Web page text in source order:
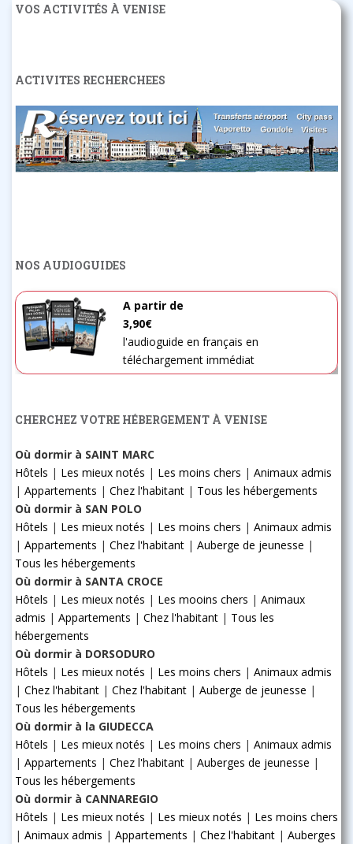
VOS ACTIVITÉS À VENISE
ACTIVITES RECHERCHEES
NOS AUDIOGUIDES
A partir de
3,90€
l'audioguide en français en
téléchargement immédiat
CHERCHEZ VOTRE HÉBERGEMENT À VENISE
Où dormir à SAINT MARC
Hôtels | Les mieux notés | Les moins chers | Animaux admis
| Appartements | Chez l'habitant | Tous les hébergements
Où dormir à SAN POLO
Hôtels | Les mieux notés | Les moins chers | Animaux admis
| Appartements | Chez l'habitant | Auberge de jeunesse |
Tous les hébergements
Où dormir à SANTA CROCE
Hôtels | Les mieux notés | Les mooins chers | Animaux
admis | Appartements | Chez l'habitant | Tous les
hébergements
Où dormir à DORSODURO
Hôtels | Les mieux notés | Les moins chers | Animaux admis
| Chez l'habitant | Chez l'habitant | Auberge de jeunesse |
Tous les hébergements
Où dormir à la GIUDECCA
Hôtels | Les mieux notés | Les moins chers | Animaux admis
| Appartements | Chez l'habitant | Auberges de jeunesse |
Tous les hébergements
Où dormir à CANNAREGIO
Hôtels | Les mieux notés | Les mieux notés | Les moins chers
| Animaux admis | Appartements | Chez l'habitant | Auberges